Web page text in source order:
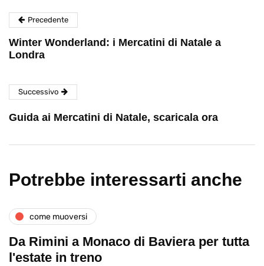
Precedente
Winter Wonderland: i Mercatini di Natale a
Londra
Successivo
Guida ai Mercatini di Natale, scaricala ora
Potrebbe interessarti anche
come muoversi
Da Rimini a Monaco di Baviera per tutta
l'estate in treno